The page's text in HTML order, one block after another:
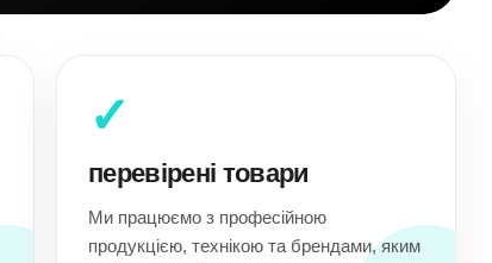
✓
перевірені товари
Ми працюємо з професійною
продукцією, технікою та брендами, яким